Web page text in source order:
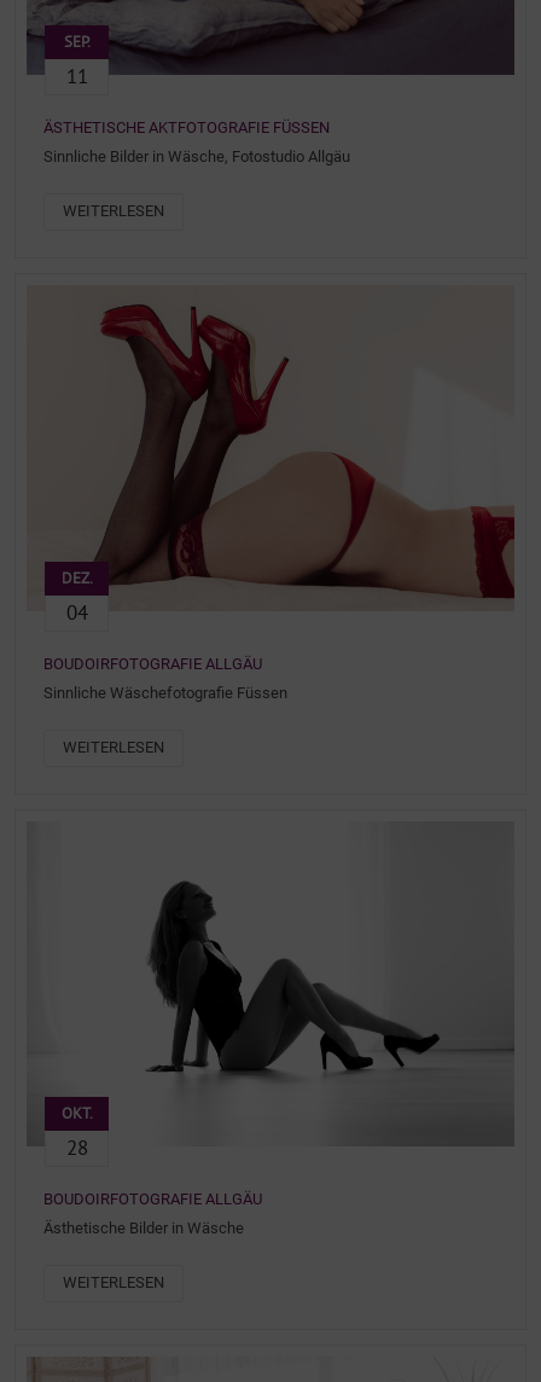
SEP.
11
ÄSTHETISCHE AKTFOTOGRAFIE FÜSSEN
Sinnliche Bilder in Wäsche, Fotostudio Allgäu
WEITERLESEN
DEZ.
04
BOUDOIRFOTOGRAFIE ALLGÄU
Sinnliche Wäschefotografie Füssen
WEITERLESEN
OKT.
28
BOUDOIRFOTOGRAFIE ALLGÄU
Ästhetische Bilder in Wäsche
WEITERLESEN